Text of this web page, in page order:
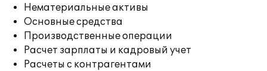
Нематериальные активы
Основные средства
Производственные операции
Расчет зарплаты и кадровый учет
Расчеты с контрагентами